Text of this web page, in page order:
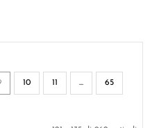
10 11 ... 65